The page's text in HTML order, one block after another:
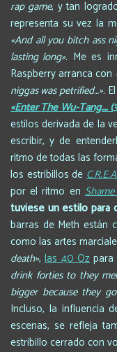
rap game, y tan
representa su vez la
«And all you bitch ass
lasting long». Me es
Raspberry arranca con
niggas was petrified…».
«Enter The Wu-Tang….
estilos derivada de la
escribir, y de
ritmo de todas las
los estribillos de
por el ritmo en
tuviese un estilo para
barras de Meth están
como las artes
death»,las 40 Oz
drink forties to they
bigger because they
Incluso, la influencia
escenas, se refleja
estribillo cerrado con